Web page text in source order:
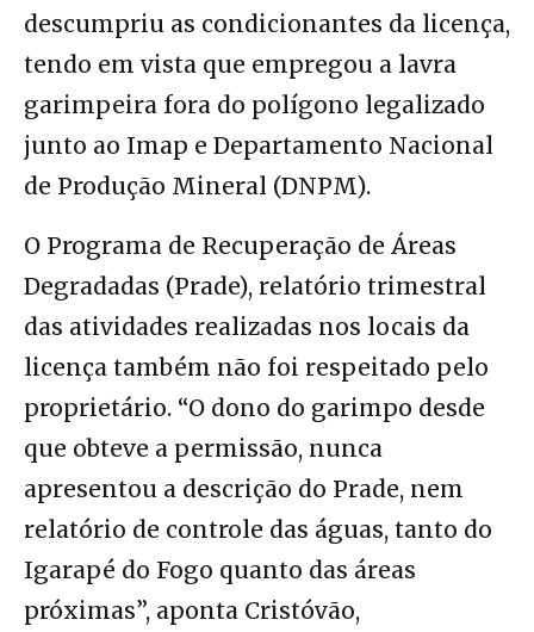
descumpriu as condicionantes da licença,
tendo em vista que empregou a lavra
garimpeira fora do polígono legalizado
junto ao Imap e Departamento Nacional
de Produção Mineral (DNPM).
O Programa de Recuperação de Áreas
Degradadas (Prade), relatório trimestral
das atividades realizadas nos locais da
licença também não foi respeitado pelo
proprietário. “O dono do garimpo desde
que obteve a permissão, nunca
apresentou a descrição do Prade, nem
relatório de controle das águas, tanto do
Igarapé do Fogo quanto das áreas
próximas”, aponta Cristóvão,